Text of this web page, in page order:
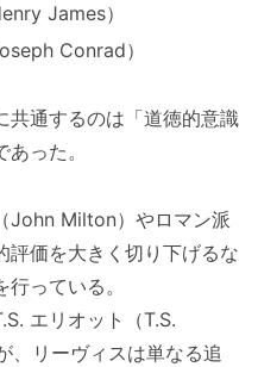
James）
Conrad）
通するのは「道徳的意識
った。
John Milton）やロマン派
評価を大きく切り下げるな
っている。
エリオット（T.S.
、リーヴィスは単なる追